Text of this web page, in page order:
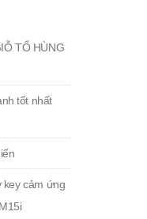
TỔ HÙNG
tốt nhất
key cảm ứng